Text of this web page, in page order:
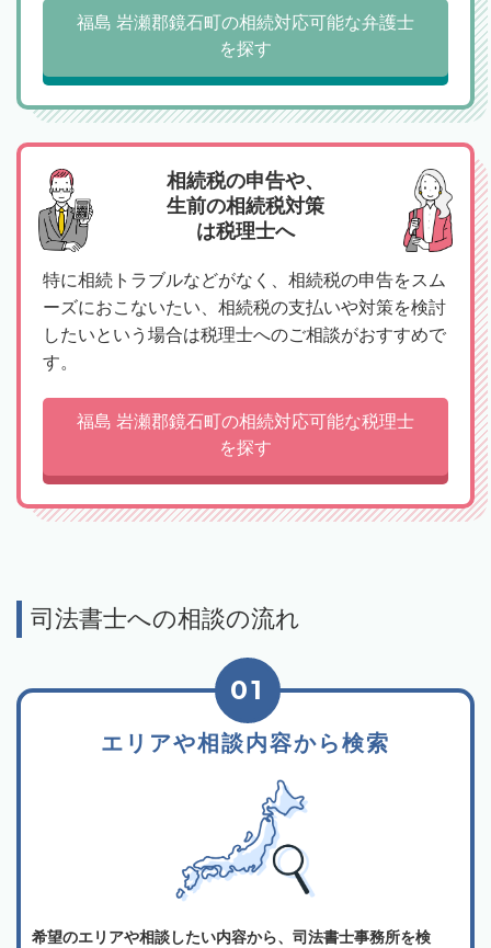
福島 岩瀬郡鏡石町の相続対応可能な弁護士
を探す
相続税の申告や、
生前の相続税対策
は税理士へ
特に相続トラブルなどがなく、相続税の申告をスム
ーズにおこないたい、相続税の支払いや対策を検討
したいという場合は税理士へのご相談がおすすめで
す。
福島 岩瀬郡鏡石町の相続対応可能な税理士
を探す
司法書士への相談の流れ
エリアや相談内容から検索
01
希望のエリアや相談したい内容から、司法書士事務所を検